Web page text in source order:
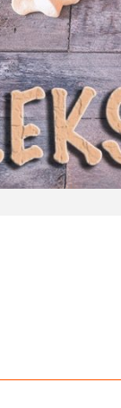
1 2